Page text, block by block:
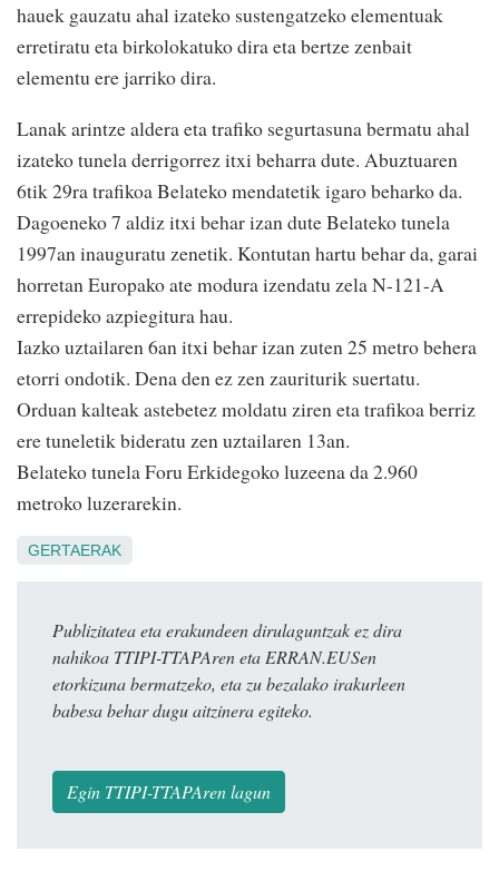
hauek gauzatu ahal izateko sustengatzeko elementuak
erretiratu eta birkolokatuko dira eta bertze zenbait
elementu ere jarriko dira.
Lanak arintze aldera eta trafiko segurtasuna bermatu ahal
izateko tunela derrigorrez itxi beharra dute. Abuztuaren
6tik 29ra trafikoa Belateko mendatetik igaro beharko da.
Dagoeneko 7 aldiz itxi behar izan dute Belateko tunela
1997an inauguratu zenetik. Kontutan hartu behar da, garai
horretan Europako ate modura izendatu zela N-121-A
errepideko azpiegitura hau.
Iazko uztailaren 6an itxi behar izan zuten 25 metro behera
etorri ondotik. Dena den ez zen zauriturik suertatu.
Orduan kalteak astebetez moldatu ziren eta trafikoa berriz
ere tuneletik bideratu zen uztailaren 13an.
Belateko tunela Foru Erkidegoko luzeena da 2.960
metroko luzerarekin.
GERTAERAK
Publizitatea eta erakundeen dirulaguntzak ez dira
nahikoa TTIPI-TTAPAren eta ERRAN.EUSen
etorkizuna bermatzeko, eta zu bezalako irakurleen
babesa behar dugu aitzinera egiteko.
Egin TTIPI-TTAPAren lagun